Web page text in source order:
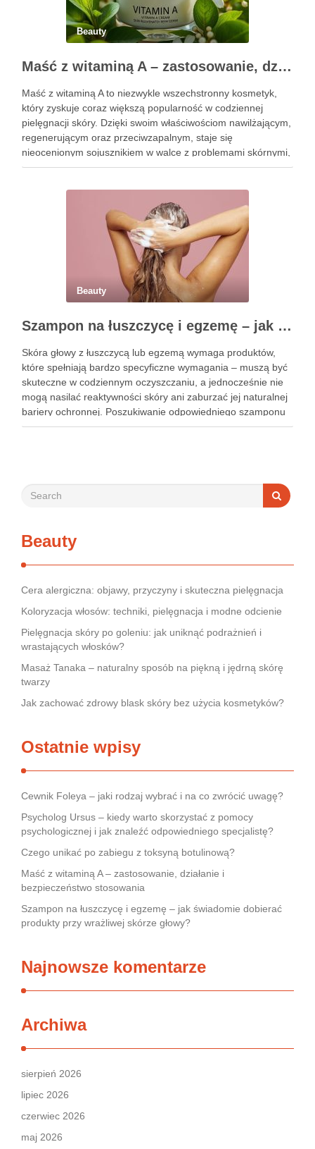
Beauty
Maść z witaminą A – zastosowanie, działanie i bezpieczeństwo stosowania
Maść z witaminą A to niezwykle wszechstronny kosmetyk,
który zyskuje coraz większą popularność w codziennej
pielęgnacji skóry. Dzięki swoim właściwościom nawilżającym,
regenerującym oraz przeciwzapalnym, staje się
nieocenionym sojusznikiem w walce z problemami skórnymi,
takimi jak zmarszczki, trądzik czy podrażnienia. Jej działanie
Beauty
Szampon na łuszczycę i egzemę – jak świadomie dobierać produkty przy wrażliwej skórze głowy?
Skóra głowy z łuszczycą lub egzemą wymaga produktów,
które spełniają bardzo specyficzne wymagania – muszą być
skuteczne w codziennym oczyszczaniu, a jednocześnie nie
mogą nasilać reaktywności skóry ani zaburzać jej naturalnej
bariery ochronnej. Poszukiwanie odpowiedniego szamponu
bywa dla wielu pacjentów procesem długim i frustrującym, bo
Beauty
Cera alergiczna: objawy, przyczyny i skuteczna pielęgnacja
Koloryzacja włosów: techniki, pielęgnacja i modne odcienie
Pielęgnacja skóry po goleniu: jak uniknąć podrażnień i
wrastających włosków?
Masaż Tanaka – naturalny sposób na piękną i jędrną skórę
twarzy
Jak zachować zdrowy blask skóry bez użycia kosmetyków?
Ostatnie wpisy
Cewnik Foleya – jaki rodzaj wybrać i na co zwrócić uwagę?
Psycholog Ursus – kiedy warto skorzystać z pomocy
psychologicznej i jak znaleźć odpowiedniego specjalistę?
Czego unikać po zabiegu z toksyną botulinową?
Maść z witaminą A – zastosowanie, działanie i
bezpieczeństwo stosowania
Szampon na łuszczycę i egzemę – jak świadomie dobierać
produkty przy wrażliwej skórze głowy?
Najnowsze komentarze
Archiwa
sierpień 2026
lipiec 2026
czerwiec 2026
maj 2026